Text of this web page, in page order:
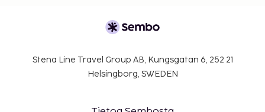
Stena Line Travel Group AB, Kungsgatan 6, 252 21
Helsingborg, SWEDEN